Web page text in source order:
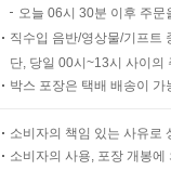
오늘 06시 30분 이후 주
직수입 음반/영상물/기프트
단, 당일 00시~13시 사이의
박스 포장은 택배 배송이
소비자의 책임 있는 사유로
소비자의 사용, 포장 개봉